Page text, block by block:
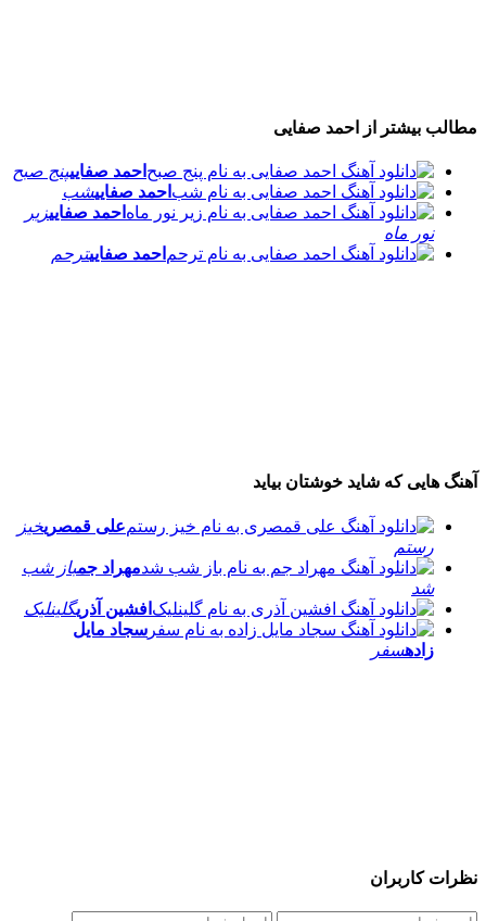
مطالب بیشتر از احمد صفایی
احمد صفاییپنج صبح
احمد صفاییشب
احمد صفاییزیر
نور ماه
احمد صفاییترحم
آهنگ هایی که شاید خوشتان بیاید
علی قمصریخیز
رستم
مهراد جمباز شب
شد
افشین آذریگلینلیک
سجاد مایل
زادهسفر
نظرات کاربران